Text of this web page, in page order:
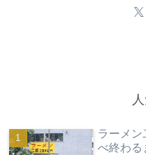
ラーメン
べ終わる